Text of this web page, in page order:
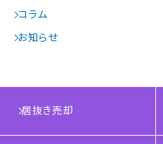
コラム
お知らせ
居抜き売却